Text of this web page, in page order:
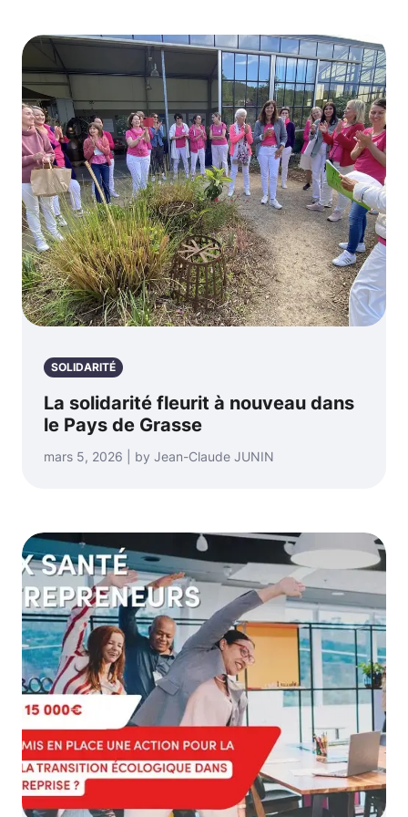
SOLIDARITÉ
La solidarité fleurit à nouveau dans
le Pays de Grasse
mars 5, 2026 | by Jean-Claude JUNIN